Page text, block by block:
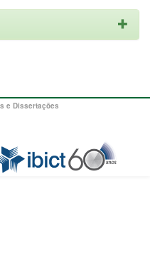
e Dissertações